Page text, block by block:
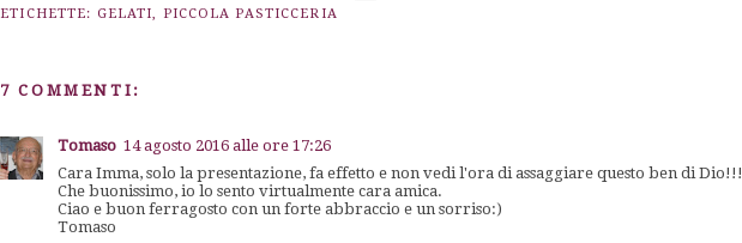
ETICHETTE: GELATI PICCOLA PASTICCERIA
7 COMMENTI:
Tomaso 14 agosto 2016 alle ore 17:26
Cara Imma, solo la presentazione, fa effetto e non vedi l'ora di assaggiare questo ben di Dio!!!
Che buonissimo, io lo sento virtualmente cara amica.
Ciao e buon ferragosto con un forte abbraccio e un sorriso:)
Tomaso